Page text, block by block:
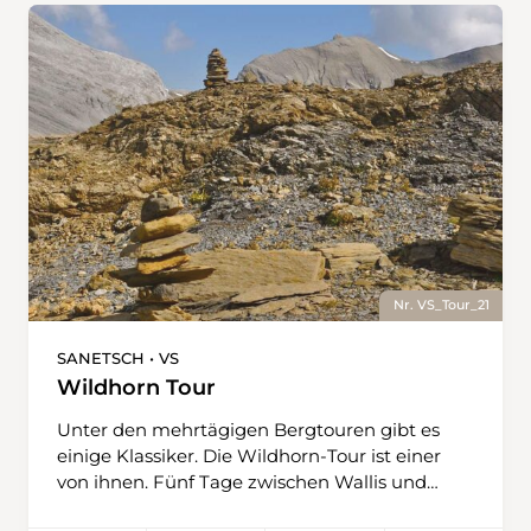
Nr. VS_Tour_21
SANETSCH • VS
Wildhorn Tour
Unter den mehrtägigen Bergtouren gibt es
einige Klassiker. Die Wildhorn-Tour ist einer
von ihnen. Fünf Tage zwischen Wallis und